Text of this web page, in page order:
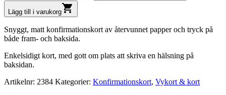
Lägg till i varukorgshopping_cart
Snyggt, matt konfirmationskort av återvunnet papper och tryck på
både fram- och baksida.
Enkelsidigt kort, med gott om plats att skriva en hälsning på
baksidan.
Artikelnr: 2384 Kategorier: Konfirmationskort, Vykort & kort